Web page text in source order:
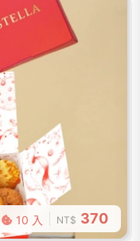
10 入 NT$ 370